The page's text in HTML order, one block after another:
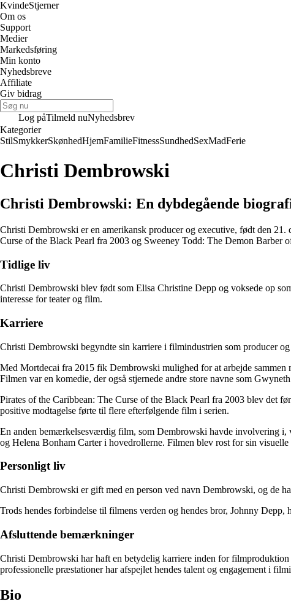
KvindeStjerner
Om os
Support
Medier
Markedsføring
Min konto
Nyhedsbreve
Affiliate
Giv bidrag
Log påTilmeld nuNyhedsbrev
Kategorier
StilSmykkerSkønhedHjemFamilieFitnessSundhedSexMadFerie
Christi Dembrowski
Christi Dembrowski: En dybdegående
Christi Dembrowski er en amerikansk producer og executive, født den
Curse of the Black Pearl fra 2003 og Sweeney Todd: The Demon Barber
Tidlige liv
Christi Dembrowski blev født som Elisa Christine Depp og voksede op
interesse for teater og film.
Karriere
Christi Dembrowski begyndte sin karriere i filmindustrien som producer
Med Mortdecai fra 2015 fik Dembrowski mulighed for at arbejde
Filmen var en komedie, der også stjernede andre store navne som
Pirates of the Caribbean: The Curse of the Black Pearl fra 2003 blev det
positive modtagelse førte til flere efterfølgende film i serien.
En anden bemærkelsesværdig film, som Dembrowski havde involvering
og Helena Bonham Carter i hovedrollerne. Filmen blev rost for sin
Personligt liv
Christi Dembrowski er gift med en person ved navn Dembrowski, og de
Trods hendes forbindelse til filmens verden og hendes bror, Johnny
Afsluttende bemærkninger
Christi Dembrowski har haft en betydelig karriere inden for
professionelle præstationer har afspejlet hendes talent og engagement i
Bio